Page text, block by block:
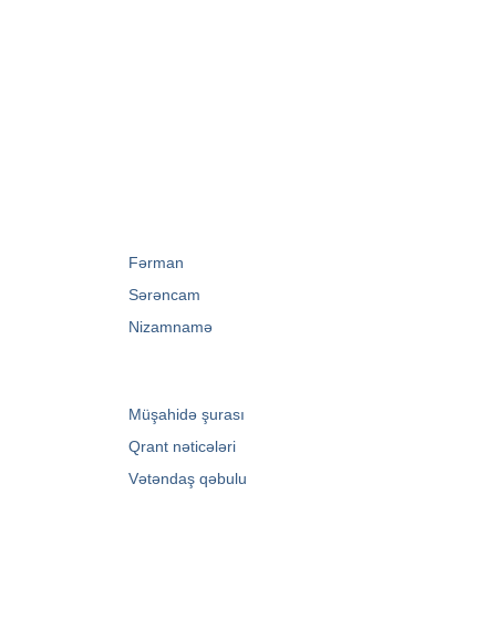
Fərman
Sərəncam
Nizamnamə
Müşahidə şurası
Qrant nəticələri
Vətəndaş qəbulu